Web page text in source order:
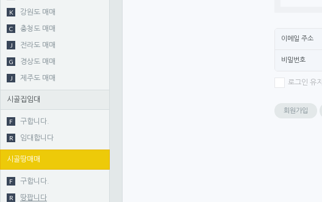
K 강원도 매매
C 충청도 매매
J 전라도 매매
G 경상도 매매
J 제주도 매매
시골집임대
F 구합니다.
R 임대합니다
시골땅매매
F 구합니다.
R 땅팝니다
이메일 주소
비밀번호
로그인 유지
회원가입